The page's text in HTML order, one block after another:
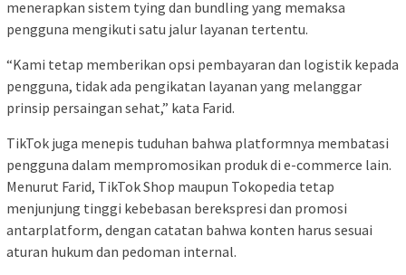
menerapkan sistem tying dan bundling yang memaksa
pengguna mengikuti satu jalur layanan tertentu.
“Kami tetap memberikan opsi pembayaran dan logistik kepada
pengguna, tidak ada pengikatan layanan yang melanggar
prinsip persaingan sehat,” kata Farid.
TikTok juga menepis tuduhan bahwa platformnya membatasi
pengguna dalam mempromosikan produk di e-commerce lain.
Menurut Farid, TikTok Shop maupun Tokopedia tetap
menjunjung tinggi kebebasan berekspresi dan promosi
antarplatform, dengan catatan bahwa konten harus sesuai
aturan hukum dan pedoman internal.